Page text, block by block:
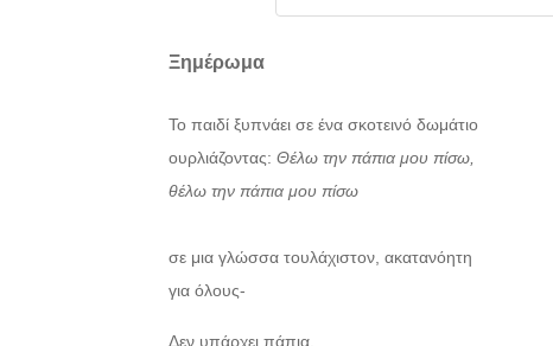
Ξημέρωμα
Το παιδί ξυπνάει σε ένα σκοτεινό δωμάτιο
ουρλιάζοντας: Θέλω την πάπια μου πίσω,
θέλω την πάπια μου πίσω
σε μια γλώσσα τουλάχιστον, ακατανόητη
για όλους-
Δεν υπάρχει πάπια.